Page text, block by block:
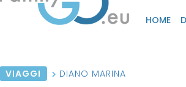
HOME
VIAGGI DIANO MARINA